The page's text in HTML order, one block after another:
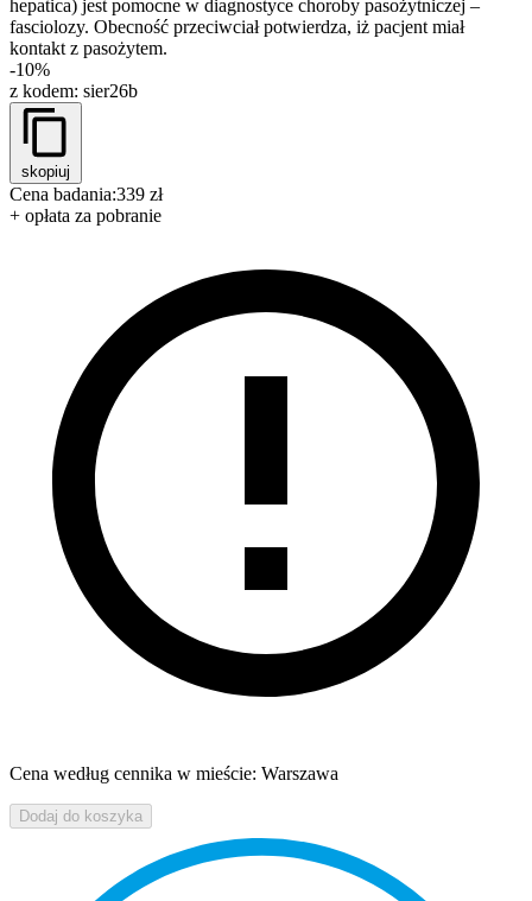
hepatica) jest pomocne w diagnostyce choroby pasożytniczej –
fasciolozy. Obecność przeciwciał potwierdza, iż pacjent miał
kontakt z pasożytem.
-10%
z kodem: sier26b
skopiuj
Cena badania:339 zł
+ opłata za pobranie
Cena według cennika w mieście: Warszawa
Dodaj do koszyka